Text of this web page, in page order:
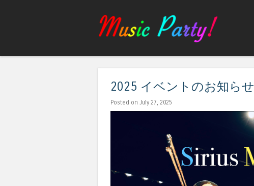
2025 イベントのお知らせ
Posted on July 27, 2025